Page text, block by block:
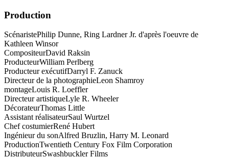
Production
ScénaristePhilip Dunne, Ring Lardner Jr. d'après l'oeuvre de
Kathleen Winsor
CompositeurDavid Raksin
ProducteurWilliam Perlberg
Producteur exécutifDarryl F. Zanuck
Directeur de la photographieLeon Shamroy
montageLouis R. Loeffler
Directeur artistiqueLyle R. Wheeler
DécorateurThomas Little
Assistant réalisateurSaul Wurtzel
Chef costumierRené Hubert
Ingénieur du sonAlfred Bruzlin, Harry M. Leonard
ProductionTwentieth Century Fox Film Corporation
DistributeurSwashbuckler Films